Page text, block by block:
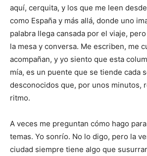
aquí, cerquita, y los que me leen
como España y más allá, donde uno
palabra llega cansada por el viaje,
la mesa y conversa. Me escriben, me
acompañan, y yo siento que esta
mía, es un puente que se tiende cada
desconocidos que, por unos minutos,
ritmo.
A veces me preguntan cómo hago
temas. Yo sonrío. No lo digo, pero la
ciudad siempre tiene algo que